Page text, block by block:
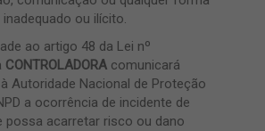
ou ilícito.
ao artigo 48 da Lei nº
CONTROLADORAcomunicará
Autoridade Nacional de Proteção
a ocorrência de incidente de
possa acarretar risco ou dano